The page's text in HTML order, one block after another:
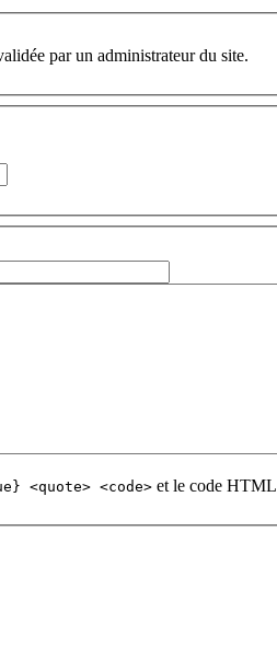
par un administrateur du site.
<code> et le code HTML